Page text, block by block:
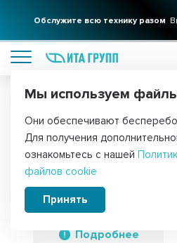
Обслужите всю технику разом
Фильтры для вашего домаРешения
Главная Запчасти для мелкой
Лампочка для
(СВЧ) Midea, LG,
WP020
Подробнее
Мы используем
Они обеспечивают
Для получения
ознакомьтесь с нашей
файлов cookie
Принять